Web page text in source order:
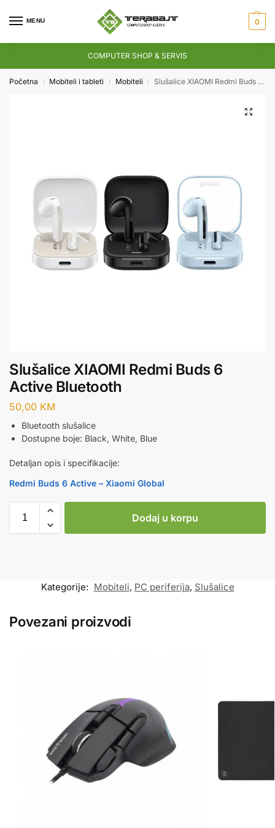
MENU 0
COMPUTER SHOP & SERVIS
Početna / Mobiteli i tableti / Mobiteli / Slušalice XIAOMI Redmi Buds 6 Active Bluetooth
Slušalice XIAOMI Redmi Buds 6
Active Bluetooth
50,00 KM
Bluetooth slušalice
Dostupne boje: Black, White, Blue
Detaljan opis i specifikacije:
Redmi Buds 6 Active – Xiaomi Global
Dodaj u korpu
Kategorije: Mobiteli, PC periferija, Slušalice
Povezani proizvodi